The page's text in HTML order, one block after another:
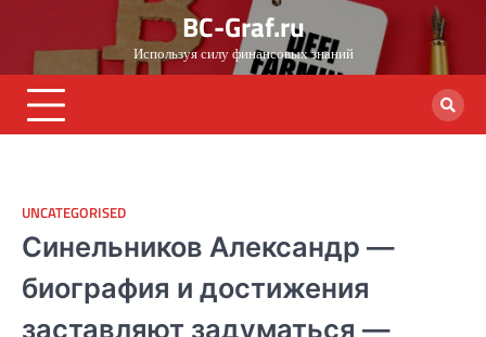
content
BC-Graf.ru
Используя силу финансовых знаний
UNCATEGORISED
Синельников Александр —
биография и достижения
заставляют задуматься —